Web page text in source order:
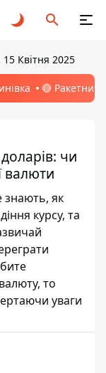
15 Квітня 2025
🔴 Ракетний
чи
валюти
знають, як
курсу, та
то
уваги